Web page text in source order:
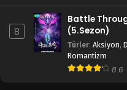
8
Battle
(5.Sezon)
Türler: Aksiyon,
Romantizm
8.6